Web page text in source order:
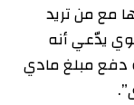
مع من تريد
يدّعي أنه
مبلغ مادي